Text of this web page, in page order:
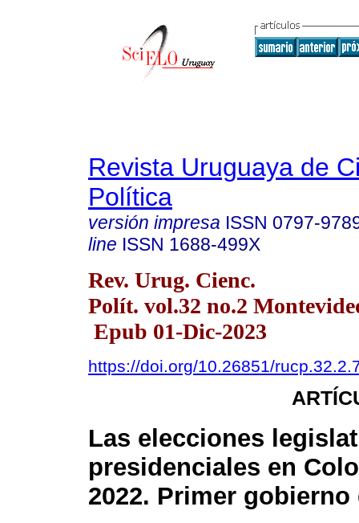
Revista Uruguaya de
Política
versión impresa ISSN 0797-
line ISSN 1688-499X
Rev. Urug. Cienc.
Polít. vol.32 no.2
Epub 01-Dic-2023
https://doi.org/10.26851/
Las elecciones
presidenciales en
2022. Primer gobierno